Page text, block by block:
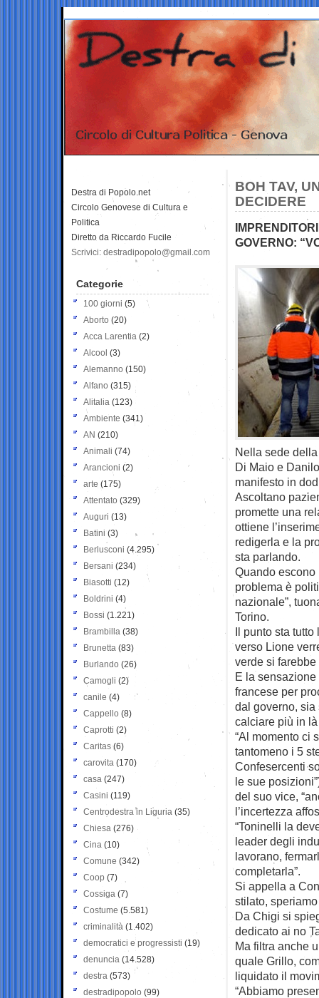
BOH TAV,
DECIDERE
GOVERNO:
Nella sede
Di Maio e
manifesto in
Ascoltano
promette una
ottiene
redigerla e la
sta parlando.
Quando escono
problema è
nazionale”,
Torino.
Il punto sta
verso Lione
verde si
E la
francese per
dal governo, sia
calciare più in
“Al momento ci
tantomeno i 5
Confesercenti
le sue
del suo vice,
l’incertezza
“Toninelli la
leader degli
lavorano,
completarla”.
Si appella a
stilato,
Da Chigi si
dedicato ai no
Ma filtra anche
quale Grillo,
liquidato il
“Abbiamo
Destra di Popolo.net
Circolo Genovese di Cultura e
Politica
Diretto da Riccardo Fucile
Scrivici: destradipopolo@gmail.com
Categorie
100 giorni (5)
Aborto (20)
Acca Larentia (2)
Alcool (3)
Alemanno (150)
Alfano (315)
Alitalia (123)
Ambiente (341)
AN (210)
Animali (74)
Arancioni (2)
arte (175)
Attentato (329)
Auguri (13)
Batini (3)
Berlusconi (4.295)
Bersani (234)
Biasotti (12)
Boldrini (4)
Bossi (1.221)
Brambilla (38)
Brunetta (83)
Burlando (26)
Camogli (2)
canile (4)
Cappello (8)
Caprotti (2)
Caritas (6)
carovita (170)
casa (247)
Casini (119)
Centrodestra in Liguria (35)
Chiesa (276)
Cina (10)
Comune (342)
Coop (7)
Cossiga (7)
Costume (5.581)
criminalità (1.402)
democratici e progressisti (19)
denuncia (14.528)
destra (573)
destradipopolo (99)